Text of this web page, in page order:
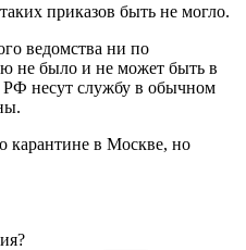
приказов быть не могло.
ведомства ни по
не было и не может быть в
несут службу в обычном
карантине в Москве, но